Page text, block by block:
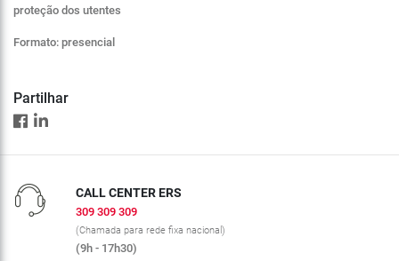
proteção dos utentes
Formato: presencial
Partilhar
CALL CENTER ERS
309 309 309
(Chamada para rede fixa nacional)
(9h - 17h30)